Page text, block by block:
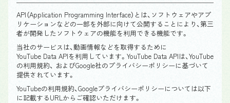
API（Application Programming Interface）とは、ソフトウェアやアプ
リケーションなどの一部を外部に向けて公開することにより、第三
者が開発したソフトウェアの機能を利用できる機能です。
当社のサービスは、動画情報などを取得するために
YouTube Data APIを利用しています。YouTube Data APIは、YouTube
の利用規約、 およびGoogle社のプライバシーポリシーに基づいて
提供されています。
YouTubeの利用規約、Googleプライバシーポリシーについては以下
に記載するURLからご確認いただけます。